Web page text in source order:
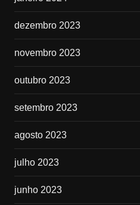
dezembro 2023
novembro 2023
outubro 2023
setembro 2023
agosto 2023
julho 2023
junho 2023